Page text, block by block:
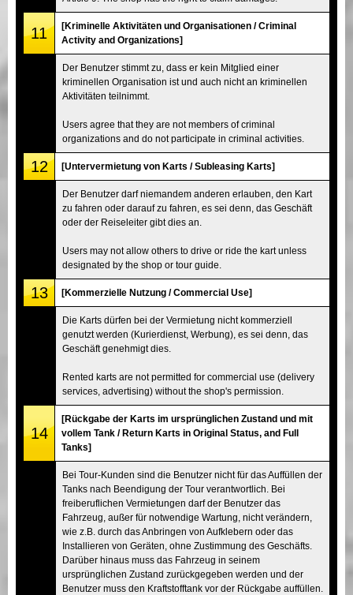
11
[Kriminelle Aktivitäten und Organisationen / Criminal
Activity and Organizations]
Der Benutzer stimmt zu, dass er kein Mitglied einer
kriminellen Organisation ist und auch nicht an kriminellen
Aktivitäten teilnimmt.
Users agree that they are not members of criminal
organizations and do not participate in criminal activities.
12 [Untervermietung von Karts / Subleasing Karts]
Der Benutzer darf niemandem anderen erlauben, den Kart
zu fahren oder darauf zu fahren, es sei denn, das Geschäft
oder der Reiseleiter gibt dies an.
Users may not allow others to drive or ride the kart unless
designated by the shop or tour guide.
13 [Kommerzielle Nutzung / Commercial Use]
Die Karts dürfen bei der Vermietung nicht kommerziell
genutzt werden (Kurierdienst, Werbung), es sei denn, das
Geschäft genehmigt dies.
Rented karts are not permitted for commercial use (delivery
services, advertising) without the shop's permission.
14
[Rückgabe der Karts im ursprünglichen Zustand und mit
vollem Tank / Return Karts in Original Status, and Full
Tanks]
Bei Tour-Kunden sind die Benutzer nicht für das Auffüllen der
Tanks nach Beendigung der Tour verantwortlich. Bei
freiberuflichen Vermietungen darf der Benutzer das
Fahrzeug, außer für notwendige Wartung, nicht verändern,
wie z.B. durch das Anbringen von Aufklebern oder das
Installieren von Geräten, ohne Zustimmung des Geschäfts.
Darüber hinaus muss das Fahrzeug in seinem
ursprünglichen Zustand zurückgegeben werden und der
Benutzer muss den Kraftstofftank vor der Rückgabe auffüllen.